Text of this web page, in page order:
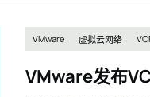
VMware 虚拟云网络
VMware发布